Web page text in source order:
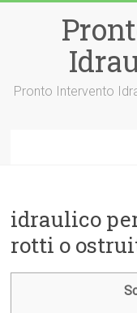
Pronto Intervento
idraulico
rotti o